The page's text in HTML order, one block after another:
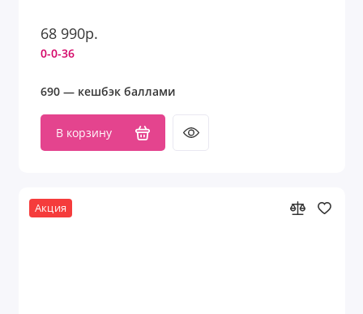
68 990р.
0-0-36
690 — кешбэк баллами
В корзину
Акция